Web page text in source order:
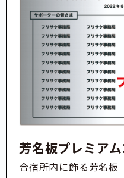
芳名板プレミアム
合宿所内に飾る芳名板